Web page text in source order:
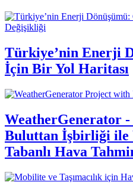
Değişikliği
Türkiye’nin Enerji
İçin Bir Yol Haritası
WeatherGenerator
Buluttan İşbirliği ile
Tabanlı Hava